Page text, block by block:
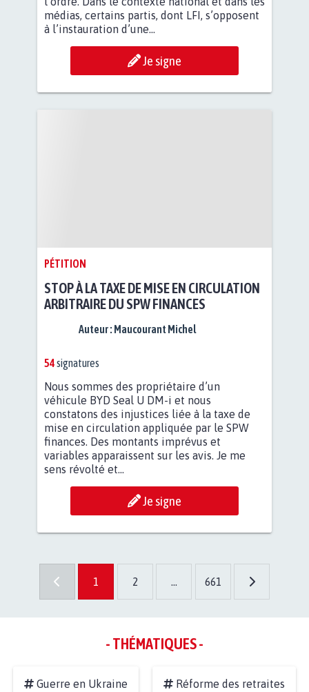
médias, certains partis, dont LFI, s’opposent
à l’instauration d’une...
Je signe
PÉTITION
STOP À LA TAXE DE MISE EN CIRCULATION
ARBITRAIRE DU SPW FINANCES
Auteur : Maucourant Michel
54signatures
Nous sommes des propriétaire d’un
véhicule BYD Seal U DM-i et nous
constatons des injustices liée à la taxe de
mise en circulation appliquée par le SPW
finances. Des montants imprévus et
variables apparaissent sur les avis. Je me
sens révolté et...
Je signe
1 2 ... 661
- THÉMATIQUES -
Guerre en Ukraine Réforme des retraites